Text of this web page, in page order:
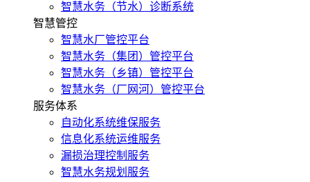
智慧水务（节水）诊断系统
智慧管控
智慧水厂管控平台
智慧水务（集团）管控平台
智慧水务（乡镇）管控平台
智慧水务（厂网河）管控平台
服务体系
自动化系统维保服务
信息化系统运维服务
漏损治理控制服务
智慧水务规划服务